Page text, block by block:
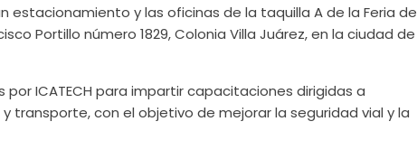
estacionamiento y las oficinas de la taquilla A de la Feria de
Portillo número 1829, Colonia Villa Juárez, en la ciudad de
ICATECH para impartir capacitaciones dirigidas a
transporte, con el objetivo de mejorar la seguridad vial y la